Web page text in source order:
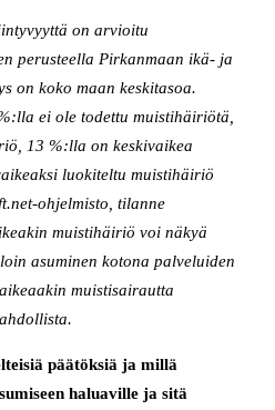
on arvioitu
perusteella Pirkanmaan ikä- ja
on koko maan keskitasoa.
ei ole todettu muistihäiriötä,
13 %:lla on keskivaikea
luokiteltu muistihäiriö
ohjelmisto, tilanne
muistihäiriö voi näkyä
asuminen kotona palveluiden
muistisairautta
päätöksiä ja millä
haluaville ja sitä